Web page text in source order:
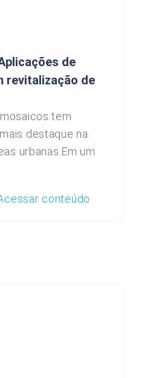
de
revitalização de
tem
destaque na
urbanas.Em um
conteúdo